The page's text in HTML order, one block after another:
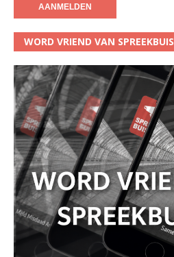
WORD VRIEND VAN SPREEKBUIS